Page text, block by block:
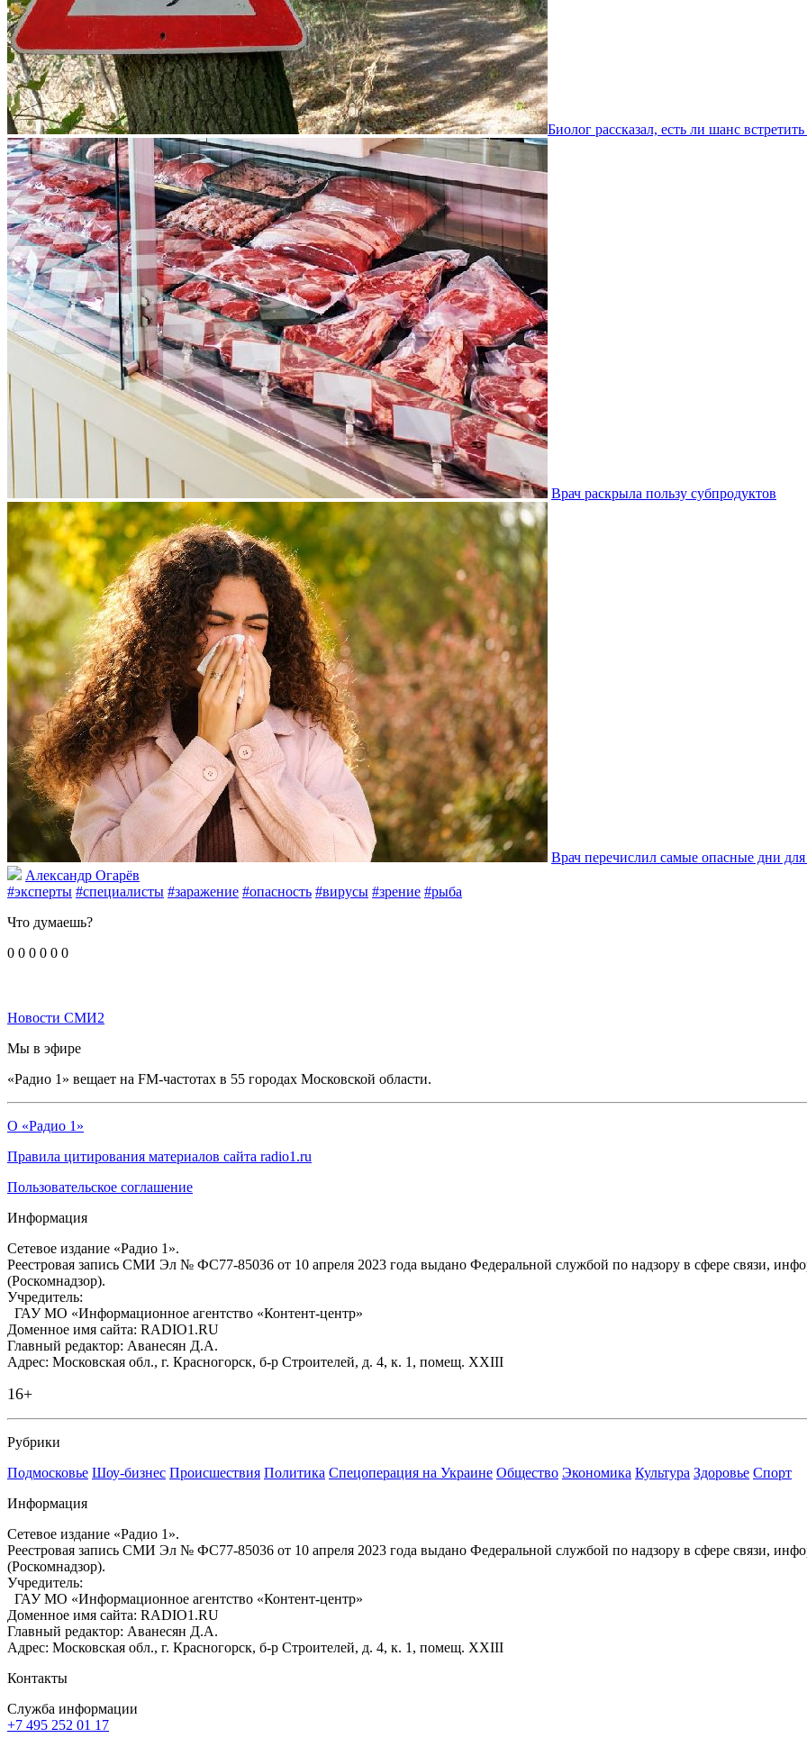
Биолог рассказал, есть ли шанс
Врач раскрыла пользу субпродуктов
Врач перечислил самые опасные дни для
Александр Огарёв
#эксперты #специалисты #заражение #опасность #вирусы #зрение #рыба
Что думаешь?
0 0 0 0 0 0
Новости СМИ2
Мы в эфире
«Радио 1» вещает на FM-частотах в 55 городах Московской области.
О «Радио 1»
Правила цитирования материалов сайта radio1.ru
Пользовательское соглашение
Информация
Сетевое издание «Радио 1».
Реестровая запись СМИ Эл № ФС77-85036 от 10 апреля 2023 года выдано Федеральной службой по надзору в сфере связи,
(Роскомнадзор).
Учредитель:
ГАУ МО «Информационное агентство «Контент-центр»
Доменное имя сайта: RADIO1.RU
Главный редактор: Аванесян Д.А.
Адрес: Московская обл., г. Красногорск, б-р Строителей, д. 4, к. 1, помещ. XXIII
16+
Рубрики
Подмосковье Шоу-бизнес Происшествия Политика Спецоперация на Украине Общество Экономика Культура Здоровье Спорт
Информация
Сетевое издание «Радио 1».
Реестровая запись СМИ Эл № ФС77-85036 от 10 апреля 2023 года выдано Федеральной службой по надзору в сфере связи,
(Роскомнадзор).
Учредитель:
ГАУ МО «Информационное агентство «Контент-центр»
Доменное имя сайта: RADIO1.RU
Главный редактор: Аванесян Д.А.
Адрес: Московская обл., г. Красногорск, б-р Строителей, д. 4, к. 1, помещ. XXIII
Контакты
Служба информации
+7 495 252 01 17